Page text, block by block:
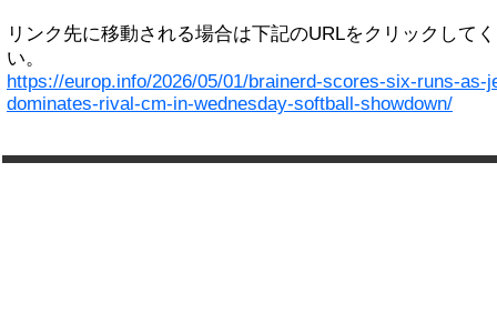
リンク先に移動される場合は下記のURLをクリックして
い。
https://europ.info/2026/05/01/brainerd-scores-six-runs-as-
dominates-rival-cm-in-wednesday-softball-showdown/